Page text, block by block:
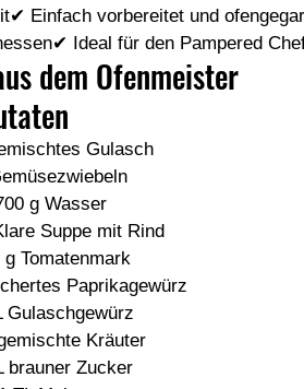
Einfach vorbereitet und
Ideal für den Pampered
dem Ofenmeister
Gulasch
g Wasser
Suppe mit Rind
g Tomatenmark
Paprikagewürz
Gulaschgewürz
Kräuter
brauner Zucker